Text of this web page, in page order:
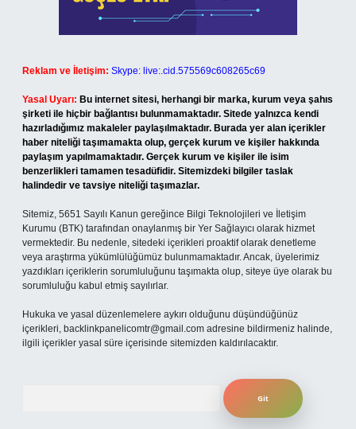
Reklam ve İletişim: Skype: live:.cid.575569c608265c69
Yasal Uyarı: Bu internet sitesi, herhangi bir marka, kurum veya şahıs
şirketi ile hiçbir bağlantısı bulunmamaktadır. Sitede yalnızca kendi
hazırladığımız makaleler paylaşılmaktadır. Burada yer alan içerikler
haber niteliği taşımamakta olup, gerçek kurum ve kişiler hakkında
paylaşım yapılmamaktadır. Gerçek kurum ve kişiler ile isim
benzerlikleri tamamen tesadüfidir. Sitemizdeki bilgiler taslak
halindedir ve tavsiye niteliği taşımazlar.
Sitemiz, 5651 Sayılı Kanun gereğince Bilgi Teknolojileri ve İletişim
Kurumu (BTK) tarafından onaylanmış bir Yer Sağlayıcı olarak hizmet
vermektedir. Bu nedenle, sitedeki içerikleri proaktif olarak denetleme
veya araştırma yükümlülüğümüz bulunmamaktadır. Ancak, üyelerimiz
yazdıkları içeriklerin sorumluluğunu taşımakta olup, siteye üye olarak bu
sorumluluğu kabul etmiş sayılırlar.
Hukuka ve yasal düzenlemelere aykırı olduğunu düşündüğünüz
içerikleri, backlinkpanelicomtr@gmail.com adresine bildirmeniz halinde,
ilgili içerikler yasal süre içerisinde sitemizden kaldırılacaktır.